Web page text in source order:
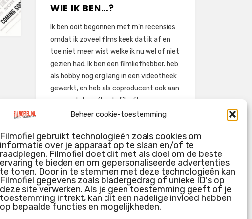
Beheer cookie-toestemming
Filmofiel gebruikt technologieën zoals cookies om
informatie over je apparaat op te slaan en/of te
raadplegen. Filmofiel doet dit met als doel om de beste
ervaring te bieden en om gepersonaliseerde advertenties
te tonen. Door in te stemmen met deze technologieën kan
Filmofiel gegevens zoals bladergedrag of unieke ID's op
deze site verwerken. Als je geen toestemming geeft of je
toestemming intrekt, kan dit een nadelige invloed hebben
op bepaalde functies en mogelijkheden.
WIE IK BEN…?
Ik ben ooit begonnen met m’n recensies
omdat ik zoveel films keek dat ik af en
toe niet meer wist welke ik nu wel of niet
gezien had. Ik ben een filmliefhebber, heb
als hobby nog erg lang in een videotheek
gewerkt, en heb als coproducent ook aan
een aantal onafhankelijke films
meegewerkt.
pretentieloze uitbreidingen van m’n
voormalige ‘videotheek-geouwehoer’,
aangevuld met een groeiende kennis
over de kunde én de kunst van het
maken van film.